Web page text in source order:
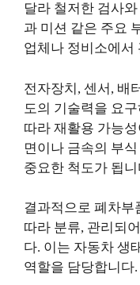
달라 철저한 검사
과 미션 같은 주요
업체나 정비소에서
전자장치, 센서, 배
도의 기술력을 요
따라 재활용 가능
면이나 금속의 부
중요한 척도가 됩니
결과적으로 폐차부
따라 분류, 관리되
다. 이는 자동차 생
역할을 담당합니다.